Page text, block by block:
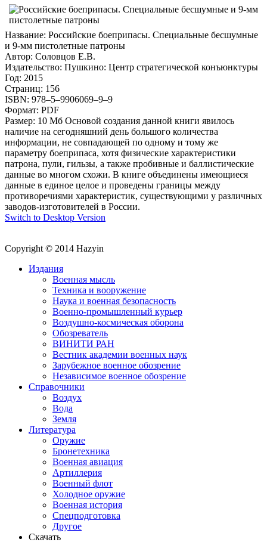
Название: Российские боеприпасы. Специальные бесшумные
и 9-мм пистолетные патроны
Автор: Соловцов Е.В.
Издательство: Пушкино: Центр стратегической конъюнктуры
Год: 2015
Страниц: 156
ISBN: 978–5–9906069–9–9
Формат: PDF
Размер: 10 Мб Основой создания данной книги явилось
наличие на сегодняшний день большого количества
информации, не совпадающей по одному и тому же
параметру боеприпаса, хотя физические характеристики
патрона, пули, гильзы, а также пробивные и баллистические
данные во многом схожи. В книге объединены имеющиеся
данные в единое целое и проведены границы между
противоречиями характеристик, существующими у различных
заводов-изготовителей в России.
Switch to Desktop Version
Copyright © 2014 Hazyin
Издания
Военная мысль
Техника и вооружение
Наука и военная безопасность
Военно-промышленный курьер
Воздушно-космическая оборона
Обозреватель
ВИНИТИ РАН
Вестник академии военных наук
Зарубежное военное обозрение
Независимое военное обозрение
Справочники
Воздух
Вода
Земля
Литература
Оружие
Бронетехника
Военная авиация
Артиллерия
Военный флот
Холодное оружие
Военная история
Спецподготовка
Другое
Скачать